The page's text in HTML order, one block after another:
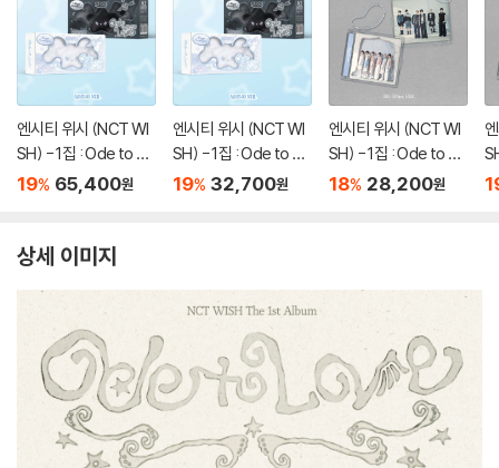
엔시티 위시 (NCT WI
SH) - 1집 : Ode to Lo
ve [WICHU Ver.](스
19% 65,400원
엔시티 위시 (NCT WI
SH) - 1집 : Ode to Lo
ve [WICHU Ver.](스
19% 32,700원
엔시티 위시 (NCT WI
SH) - 1집 : Ode to Lo
ve [Big SMini Ver.]
18% 28,200원
상세 이미지